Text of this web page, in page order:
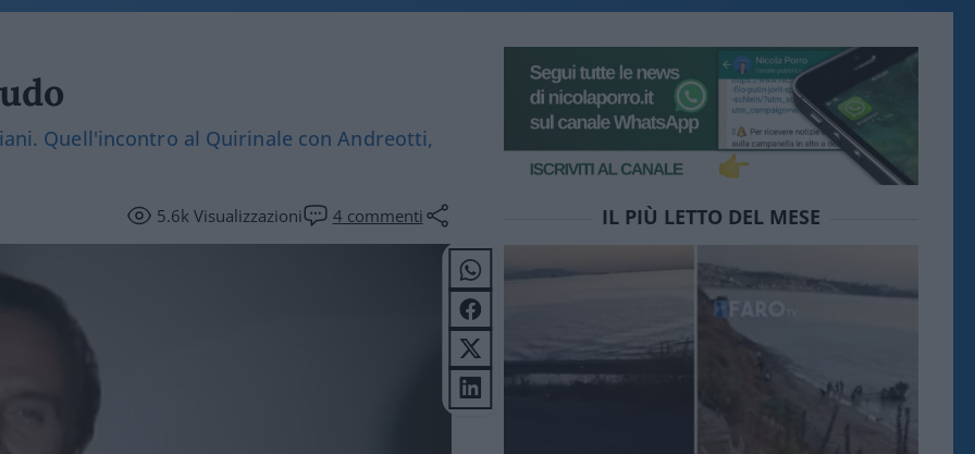
Quell'incontro al Quirinale con Andreotti,
5.6kVisualizzazioni 4 commenti IL PIÙ LETTO DEL MESE